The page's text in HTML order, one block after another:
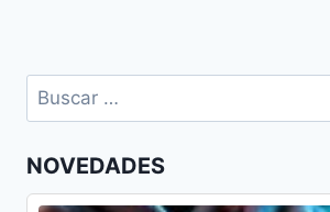
Buscar:
NOVEDADES